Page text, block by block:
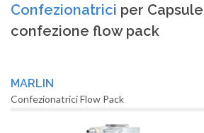
Confezionatrici per
confezione flow pack
MARLIN
Confezionatrici Flow Pack